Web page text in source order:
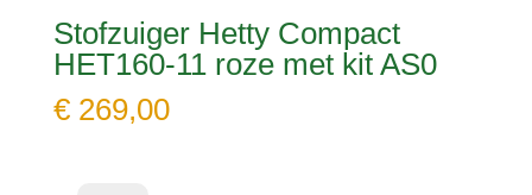
Stofzuiger Hetty Compact
HET160-11 roze met kit AS0
€269,00